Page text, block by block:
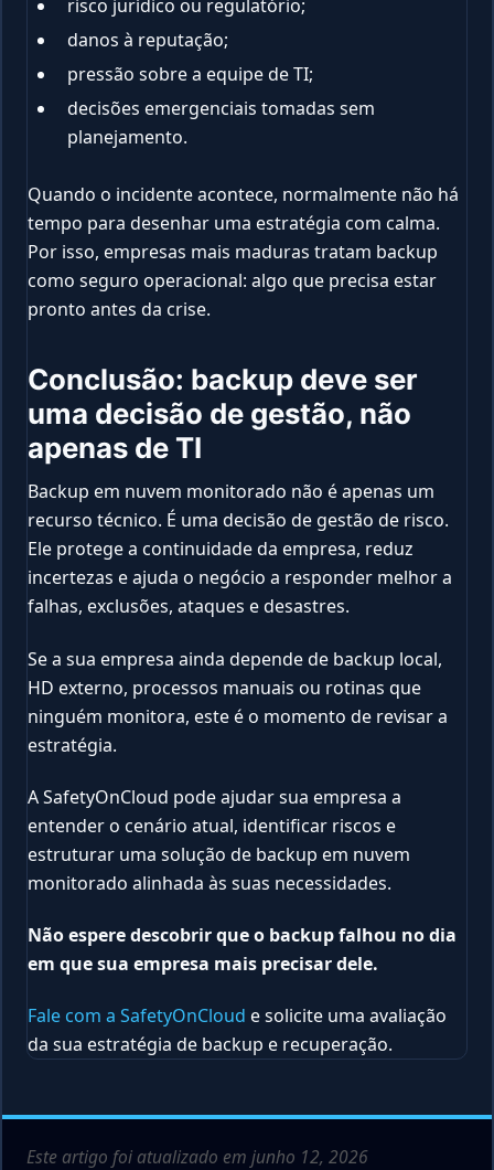
risco jurídico ou regulatório;
danos à reputação;
pressão sobre a equipe de TI;
decisões emergenciais tomadas sem
planejamento.
Quando o incidente acontece, normalmente não há
tempo para desenhar uma estratégia com calma.
Por isso, empresas mais maduras tratam backup
como seguro operacional: algo que precisa estar
pronto antes da crise.
Conclusão: backup deve ser
uma decisão de gestão, não
apenas de TI
Backup em nuvem monitorado não é apenas um
recurso técnico. É uma decisão de gestão de risco.
Ele protege a continuidade da empresa, reduz
incertezas e ajuda o negócio a responder melhor a
falhas, exclusões, ataques e desastres.
Se a sua empresa ainda depende de backup local,
HD externo, processos manuais ou rotinas que
ninguém monitora, este é o momento de revisar a
estratégia.
A SafetyOnCloud pode ajudar sua empresa a
entender o cenário atual, identificar riscos e
estruturar uma solução de backup em nuvem
monitorado alinhada às suas necessidades.
Não espere descobrir que o backup falhou no dia
em que sua empresa mais precisar dele.
Fale com a SafetyOnCloud e solicite uma avaliação
da sua estratégia de backup e recuperação.
Este artigo foi atualizado em junho 12, 2026